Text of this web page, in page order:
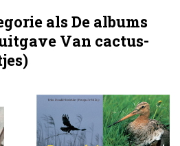
als De albums
Van cactus-